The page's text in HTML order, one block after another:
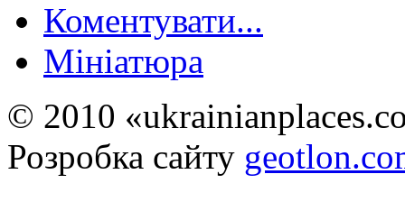
Коментувати...
Мініатюра
© 2010
Розробка сайту